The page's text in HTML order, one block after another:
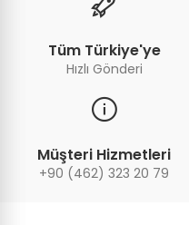
Tüm Türkiye'ye
Hızlı Gönderi
Müşteri Hizmetleri
+90 (462) 323 20 79